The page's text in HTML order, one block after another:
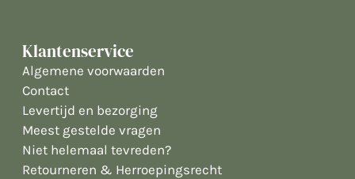
Klantenservice
Algemene voorwaarden
Contact
Levertijd en bezorging
Meest gestelde vragen
Niet helemaal tevreden?
Retourneren & Herroepingsrecht